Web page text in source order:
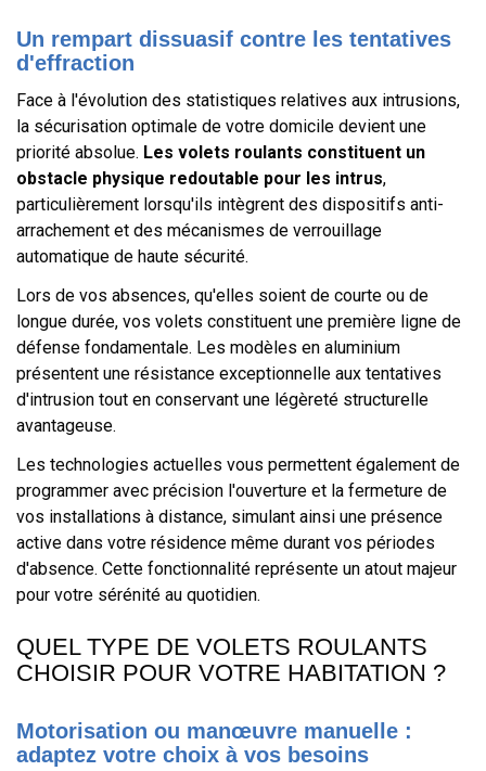
Un rempart dissuasif contre les tentatives
d'effraction
Face à l'évolution des statistiques relatives aux intrusions,
la sécurisation optimale de votre domicile devient une
priorité absolue. Les volets roulants constituent un
obstacle physique redoutable pour les intrus,
particulièrement lorsqu'ils intègrent des dispositifs anti-
arrachement et des mécanismes de verrouillage
automatique de haute sécurité.
Lors de vos absences, qu'elles soient de courte ou de
longue durée, vos volets constituent une première ligne de
défense fondamentale. Les modèles en aluminium
présentent une résistance exceptionnelle aux tentatives
d'intrusion tout en conservant une légèreté structurelle
avantageuse.
Les technologies actuelles vous permettent également de
programmer avec précision l'ouverture et la fermeture de
vos installations à distance, simulant ainsi une présence
active dans votre résidence même durant vos périodes
d'absence. Cette fonctionnalité représente un atout majeur
pour votre sérénité au quotidien.
QUEL TYPE DE VOLETS ROULANTS
CHOISIR POUR VOTRE HABITATION ?
Motorisation ou manœuvre manuelle :
adaptez votre choix à vos besoins